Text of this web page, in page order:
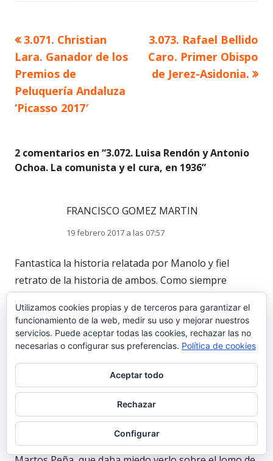
Navegación
de
entradas
Artículo
anterior
3.071. Christian
Lara. Ganador de los
Premios de
Peluquería Andaluza
‘Picasso 2017′
Artículo
siguiente
3.073. Rafael Bellido
Caro. Primer Obispo
de Jerez-Asidonia.
2 comentarios en “3.072. Luisa Rendón y Antonio
Ochoa. La comunista y el cura, en 1936”
FRANCISCO GOMEZ MARTIN
19 febrero 2017 a las 07:57
Fantastica la historia relatada por Manolo y fiel
retrato de la historia de ambos. Como siempre
historia de esta familia que merece atencion y
agradecimiento de estas generaciones. Gracias Lolo.
ACL
Mi madre me contaba que el comandante Luis
Utilizamos cookies propias y de terceros para garantizar el
funcionamiento de la web, medir su uso y mejorar nuestros
servicios. Puede aceptar todas las cookies, rechazar las no
necesarias o configurar sus preferencias. Política de cookies
Aceptar todo
Rechazar
Configurar